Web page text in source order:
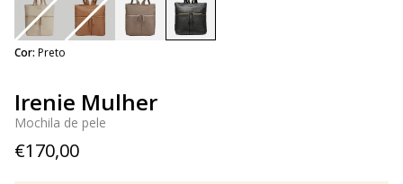
Irenie Mulher
Mochila de pele
€170,00
Cor: Preto